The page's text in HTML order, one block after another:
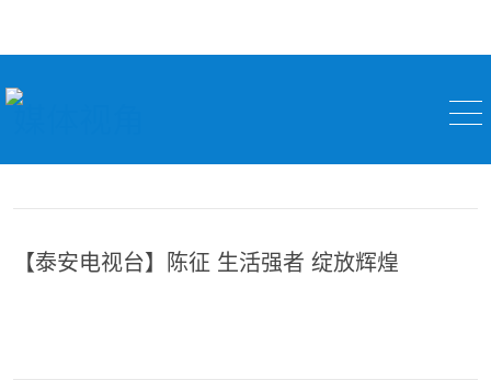
【泰安电视台】陈征 生活强者 绽放辉煌